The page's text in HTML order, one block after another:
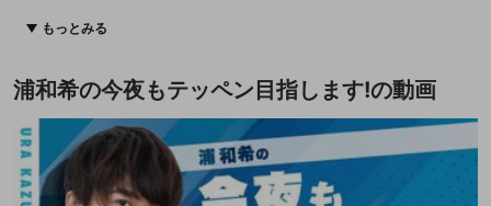
放送の一部が有料会員向けとなります。
します!」会員登録メニューより入会をお願いいたします。
Discordを用いた番組専用コミュニティも！
もっとみる
浦和希の今夜もテッペン目指します!の動画